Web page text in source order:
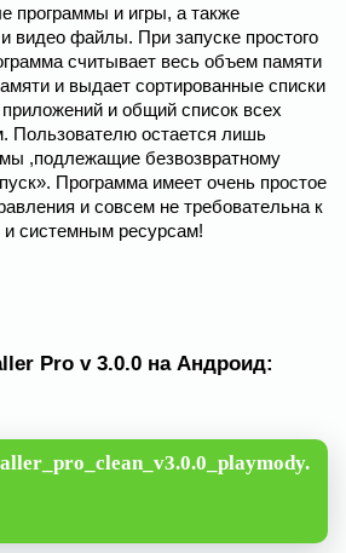
программы и игры, а также
видео файлы. При запуске простого
считывает весь объем памяти
и выдает сортированные списки
и общий список всех
Пользователю остается лишь
,подлежащие безвозвратному
Программа имеет очень простое
и совсем не требовательна к
и системным ресурсам!
Pro v 3.0.0 на Андроид: